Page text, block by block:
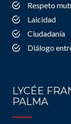
Respeto
Laicidad
Ciudadanía
Diálogo
LYCÉE
PALMA